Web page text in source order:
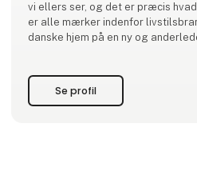
vi ellers ser, og det er præcis
er alle mærker indenfor
danske hjem på en ny og
Se profil